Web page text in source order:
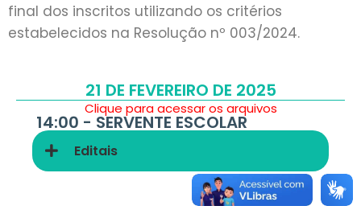
final dos inscritos utilizando os critérios
estabelecidos na Resolução nº 003/2024.
21 DE FEVEREIRO DE 2025
Clique para acessar os arquivos
14:00 - SERVENTE ESCOLAR
Editais